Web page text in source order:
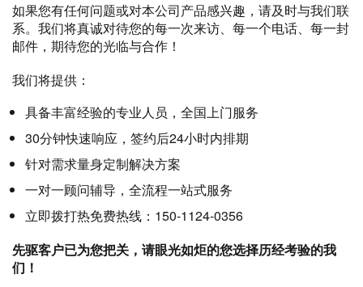
如果您有任何问题或对本公司产品感兴趣，请及时与我们联
系。我们将真诚对待您的每一次来访、每一个电话、每一封
邮件，期待您的光临与合作！
我们将提供：
具备丰富经验的专业人员，全国上门服务
30分钟快速响应，签约后24小时内排期
针对需求量身定制解决方案
一对一顾问辅导，全流程一站式服务
立即拨打热免费热线：150-1124-0356
先驱客户已为您把关，请眼光如炬的您选择历经考验的我
们！